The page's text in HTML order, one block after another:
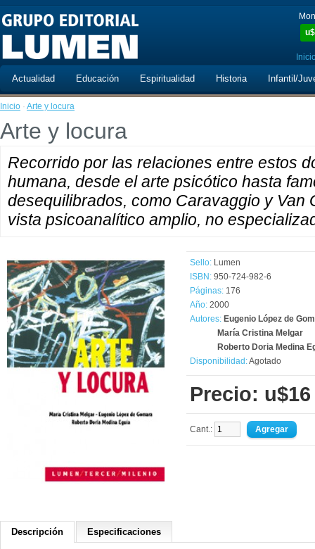
u$
Actualidad Educación Espiritualidad Historia Infantil/
Inicio · Arte y locura
Arte y locura
Recorrido por las relaciones entre estos
humana, desde el arte psicótico hasta
desequilibrados, como Caravaggio y Van
vista psicoanalítico amplio, no
Sello: Lumen
ISBN: 950-724-982-6
Páginas: 176
Año: 2000
Autores: Eugenio López de
María Cristina Melgar
Roberto Doria Medina
Disponibilidad:Agotado
Precio: u$16
Cant.:
Descripción Especificaciones